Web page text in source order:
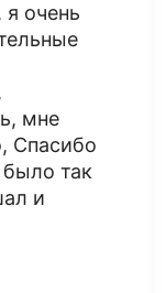
очень
мне
Спасибо
так
и